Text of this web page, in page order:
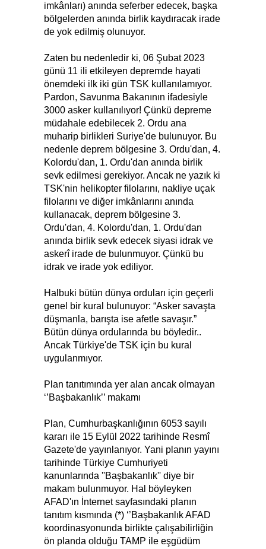
imkânları) anında seferber edecek, başka
bölgelerden anında birlik kaydıracak irade
de yok edilmiş olunuyor.
Zaten bu nedenledir ki, 06 Şubat 2023
günü 11 ili etkileyen depremde hayati
önemdeki ilk iki gün TSK kullanılamıyor.
Pardon, Savunma Bakanının ifadesiyle
3000 asker kullanılıyor! Çünkü depreme
müdahale edebilecek 2. Ordu ana
muharip birlikleri Suriye'de bulunuyor. Bu
nedenle deprem bölgesine 3. Ordu'dan, 4.
Kolordu'dan, 1. Ordu'dan anında birlik
sevk edilmesi gerekiyor. Ancak ne yazık ki
TSK'nin helikopter filolarını, nakliye uçak
filolarını ve diğer imkânlarını anında
kullanacak, deprem bölgesine 3.
Ordu'dan, 4. Kolordu'dan, 1. Ordu'dan
anında birlik sevk edecek siyasi idrak ve
askerî irade de bulunmuyor. Çünkü bu
idrak ve irade yok ediliyor.
Halbuki bütün dünya orduları için geçerli
genel bir kural bulunuyor: “Asker savaşta
düşmanla, barışta ise afetle savaşır.”
Bütün dünya ordularında bu böyledir..
Ancak Türkiye'de TSK için bu kural
uygulanmıyor.
Plan tanıtımında yer alan ancak olmayan
‘’Başbakanlık’’ makamı
Plan, Cumhurbaşkanlığının 6053 sayılı
kararı ile 15 Eylül 2022 tarihinde Resmî
Gazete'de yayınlanıyor. Yani planın yayını
tarihinde Türkiye Cumhuriyeti
kanunlarında ''Başbakanlık'' diye bir
makam bulunmuyor. Hal böyleyken
AFAD'ın İnternet sayfasındaki planın
tanıtım kısmında (*) ‘’Başbakanlık AFAD
koordinasyonunda birlikte çalışabilirliğin
ön planda olduğu TAMP ile eşgüdüm